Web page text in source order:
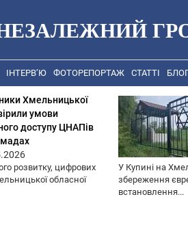
ІНТЕРВ’Ю ФОТОРЕПОРТАЖ СТАТТІ
Хмельницької
умови
доступу ЦНАПів
розвитку, цифрових
обласної
У Купині на
збереження
встановлення...